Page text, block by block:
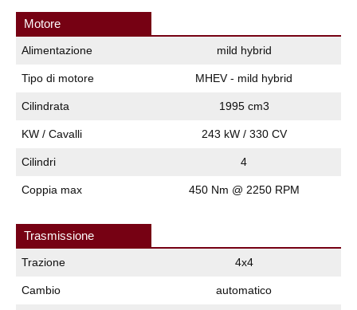
Motore
Alimentazione mild hybrid
Tipo di motore MHEV - mild hybrid
Cilindrata 1995 cm3
KW / Cavalli 243 kW / 330 CV
Cilindri 4
Coppia max 450 Nm @ 2250 RPM
Trasmissione
Trazione 4x4
Cambio automatico